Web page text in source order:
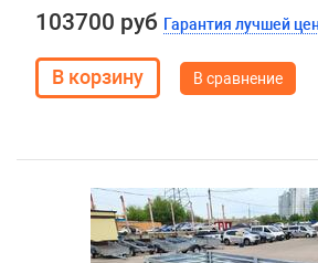
103700 руб Гарантия лучшей
В сравнение